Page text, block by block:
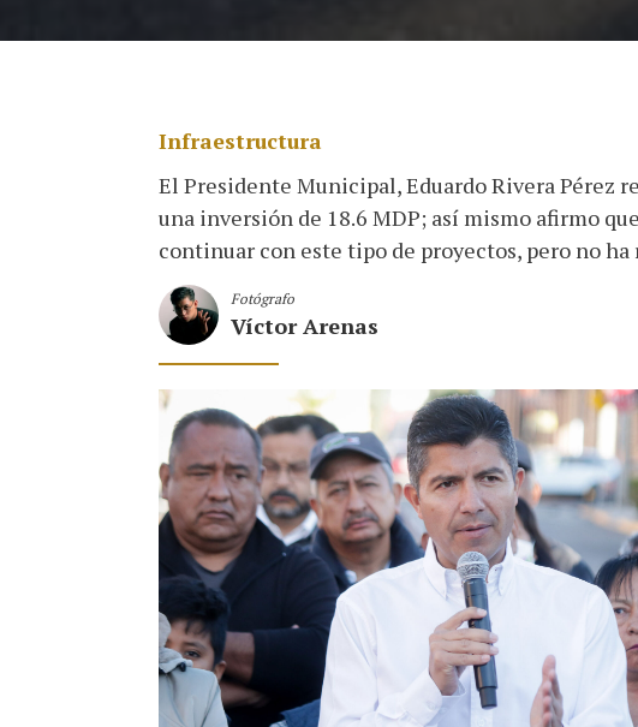
Infraestructura
El Presidente Municipal, Eduardo Rivera Pérez
una inversión de 18.6 MDP; así mismo afirmo
continuar con este tipo de proyectos, pero no
Fotógrafo
Víctor Arenas